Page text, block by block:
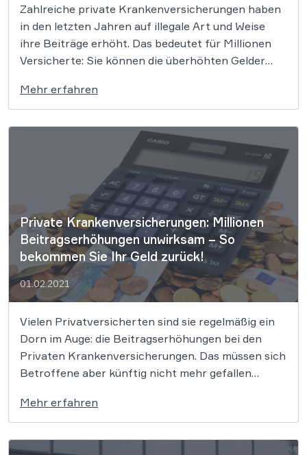
Zahlreiche private Krankenversicherungen haben
in den letzten Jahren auf illegale Art und Weise
ihre Beiträge erhöht. Das bedeutet für Millionen
Versicherte: Sie können die überhöhten Gelder
Versicherungen irreführende Schreiben und wollen
Kunden mit einer perfiden Taktik einreden, dass die
Rückforderungsansprüche eben doch nicht
Mehr erfahren
Private Krankenversicherungen: Millionen
Beitragserhöhungen unwirksam – So
bekommen Sie Ihr Geld zurück!
01.02.2021
Vielen Privatversicherten sind sie regelmäßig ein
Dorn im Auge: die Beitragserhöhungen bei den
Privaten Krankenversicherungen. Das müssen sich
Betroffene aber künftig nicht mehr gefallen
vergangenen Jahre waren illegal. Das hat am 16. 12.
2020 sogar der BGH in zwei Sensationsurteilen
bestätigt. Versicherte können hohe Beträge
Mehr erfahren